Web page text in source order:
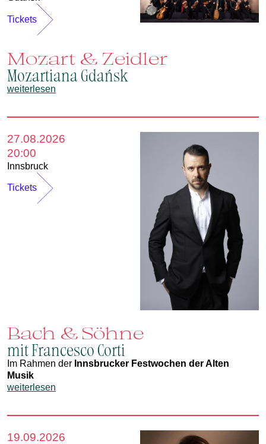
Tickets
Mozart & Zeidler
Mozartiana Gdańsk
weiterlesen
27.08.2026
20:00
Innsbruck
Tickets
Bach & Söhne
mit Francesco Corti
Im Rahmen der Innsbrucker Festwochen der Alten
Musik
weiterlesen
19.09.2026